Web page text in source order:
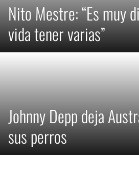
Nito Mestre: “Es muy
vida tener varias”
Johnny Depp deja
sus perros